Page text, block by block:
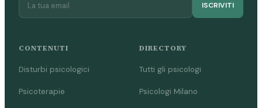
ISCRIVITI
CONTENUTI
Disturbi psicologici
Psicoterapie
DIRECTORY
Tutti gli psicologi
Psicologi Milano